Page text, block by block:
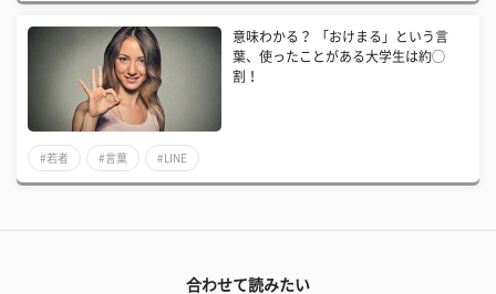
意味わかる？ 「おけまる」という言
葉、使ったことがある大学生は約◯
割！
#若者 #言葉 #LINE
合わせて読みたい